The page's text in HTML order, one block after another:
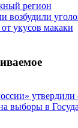
регион
возбудили
укусов макаки
утвердили
выборы в